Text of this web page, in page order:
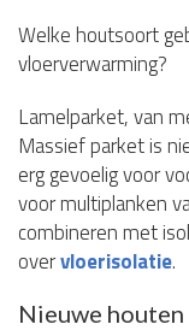
Welke houtsoort
vloerverwarming?
Lamelparket, van
Massief parket is
erg gevoelig voor
voor multiplanken
combineren met
overvloerisolatie.
Nieuwe